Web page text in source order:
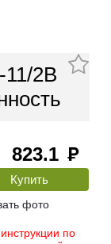
2В
823.1 руб
фото
по